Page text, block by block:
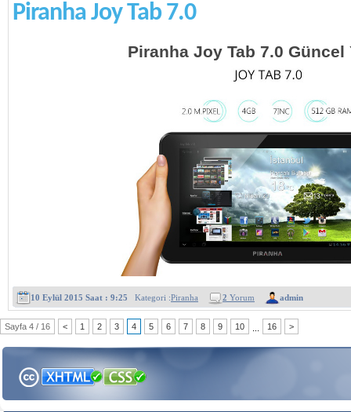
Piranha Joy Tab 7.0
Piranha Joy Tab 7.0 Güncel
10 Eylül 2015 Saat : 9:25 Kategori :Piranha 2 Yorum admin
Sayfa 4 / 16 < 1 2 3 4 5 6 7 8 9 10 16 >